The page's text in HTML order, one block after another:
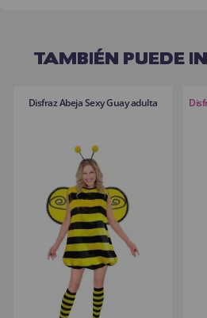
TAMBIÉN PUEDE
Disfraz Abeja Sexy Guay adulta